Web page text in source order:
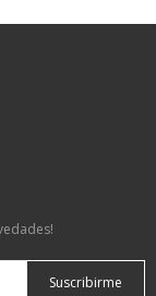
Suscribirme